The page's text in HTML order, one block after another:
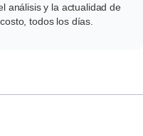
análisis y la actualidad de
todos los días.